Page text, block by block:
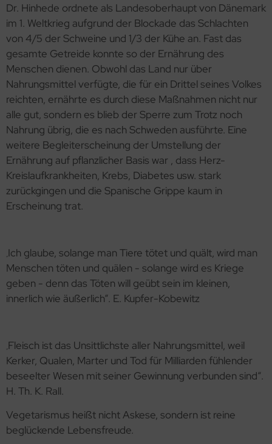
Dr. Hinhede ordnete als Landesoberhaupt von Dänemark
im 1. Weltkrieg aufgrund der Blockade das Schlachten
von 4/5 der Schweine und 1/3 der Kühe an. Fast das
gesamte Getreide konnte so der Ernährung des
Menschen dienen. Obwohl das Land nur über
Nahrungsmittel verfügte, die für ein Drittel seines Volkes
reichten, ernährte es durch diese Maßnahmen nicht nur
alle gut, sondern es blieb der Sperre zum Trotz noch
Nahrung übrig, die es nach Schweden ausführte. Eine
weitere Begleiterscheinung der Umstellung der
Ernährung auf pflanzlicher Basis war , dass Herz-
Kreislaufkrankheiten, Krebs, Diabetes usw. stark
zurückgingen und die Spanische Grippe kaum in
Erscheinung trat.
Ich glaube, solange man Tiere tötet und quält, wird man
Menschen töten und quälen - solange wird es Kriege
geben - denn das Töten will geübt sein im kleinen,
innerlich wie äußerlich“. E. Kupfer-Kobewitz
Fleisch ist das Unsittlichste aller Nahrungsmittel, weil
Kerker, Qualen, Marter und Tod für Milliarden fühlender
beseelter Wesen mit seiner Gewinnung verbunden sind“.
H. Th. K. Rall.
Vegetarismus heißt nicht Askese, sondern ist reine
beglückende Lebensfreude.